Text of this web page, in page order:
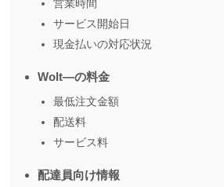
営業時間
サービス開始日
現金払いの対応状況
Wolt―の料金
最低注文金額
配送料
サービス料
配達員向け情報